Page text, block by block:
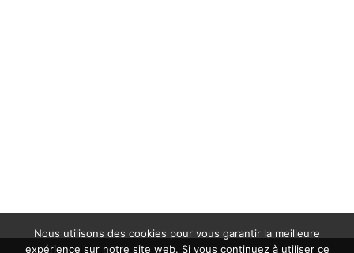
Nous utilisons des cookies pour vous garantir la meilleure
expérience sur notre site web. Si vous continuez à utiliser ce